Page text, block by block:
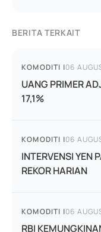
BERITA TERKAIT
KOMODITI |06
UANG PRIMER
17,1%
KOMODITI |06
INTERVENSI YEN
REKOR HARIAN
KOMODITI |06
RBI